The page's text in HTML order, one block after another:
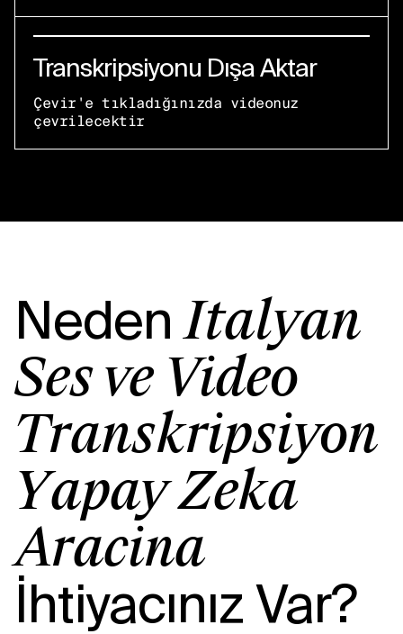
Transkripsiyonu Dışa Aktar
Çevir'e tıkladığınızda videonuz
çevrilecektir
Neden İtalyan
Ses ve Video
Transkripsiyon
Yapay Zeka
Aracına
İhtiyacınız Var?